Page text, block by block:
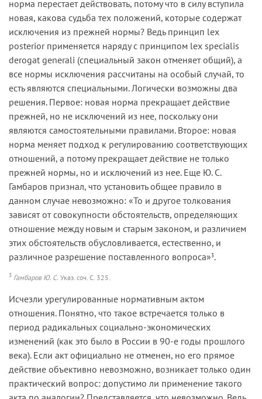
норма перестает действовать, потому что в силу вступила
новая, какова судьба тех положений, которые содержат
исключения из прежней нормы? Ведь принцип lex
posterior применяется наряду с принципом lex specialis
derogat generali (специальный закон отменяет общий), а
все нормы исключения рассчитаны на особый случай, то
есть являются специальными. Логически возможны два
решения. Первое: новая норма прекращает действие
прежней, но не исключений из нее, поскольку они
являются самостоятельными правилами. Второе: новая
норма меняет подход к регулированию соответствующих
отношений, а потому прекращает действие не только
прежней нормы, но и исключений из нее. Еще Ю. С.
Гамбаров признал, что установить общее правило в
данном случае невозможно: «То и другое толкования
зависят от совокупности обстоятельств, определяющих
отношение между новым и старым законом, и различием
этих обстоятельств обусловливается, естественно, и
различное разрешение поставленного вопроса»3.
3 Гамбаров Ю. С. Указ. соч. С. 325.
Исчезли урегулированные нормативным актом
отношения. Понятно, что такое встречается только в
период радикальных социально-экономических
изменений (как это было в России в 90-е годы прошлого
века). Если акт официально не отменен, но его прямое
действие объективно невозможно, возникает только один
практический вопрос: допустимо ли применение такого